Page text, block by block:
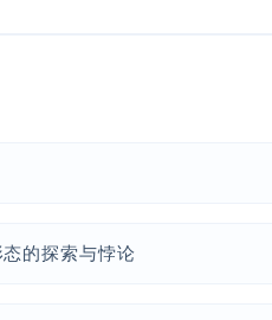
的探索与悖论